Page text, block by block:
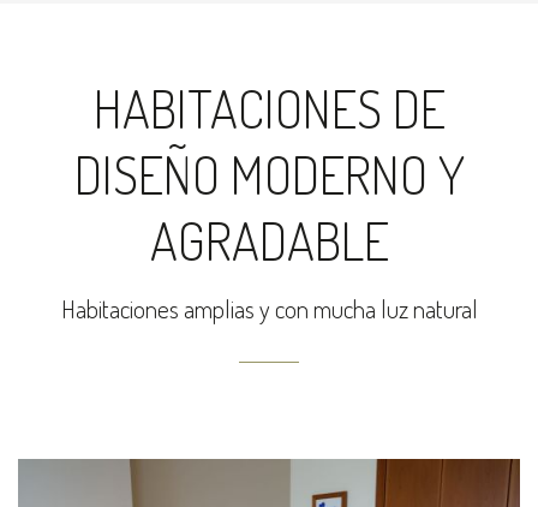
HABITACIONES DE
DISEÑO MODERNO Y
AGRADABLE
Habitaciones amplias y con mucha luz natural